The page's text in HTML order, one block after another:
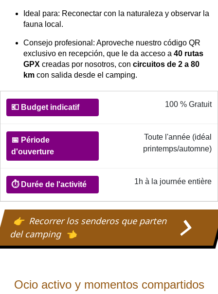
Ideal para: Reconectar con la naturaleza y observar la
fauna local.
Consejo profesional: Aproveche nuestro código QR
exclusivo en recepción, que le da acceso a 40 rutas
GPX creadas por nosotros, con circuitos de 2 a 80
km con salida desde el camping.
Informations pratiques pour la Randonnées
💶
indicatif
Période
d'ouverture
Durée
de
100 % Gratuit
Toute l'année (idéal
printemps/automne)
1h à la journée entière
Recorrer los senderos que parten
del camping
Ocio activo y momentos compartidos